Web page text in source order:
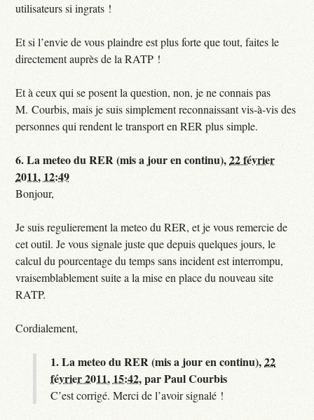
utilisateurs si ingrats !
Et si l’envie de vous plaindre est plus forte que tout, faites le
directement auprès de la RATP !
Et à ceux qui se posent la question, non, je ne connais pas
M. Courbis, mais je suis simplement reconnaissant vis-à-vis des
personnes qui rendent le transport en RER plus simple.
6.La meteo du RER (mis a jour en continu),22 février
2011, 12:49
Bonjour,
Je suis regulierement la meteo du RER, et je vous remercie de
cet outil. Je vous signale juste que depuis quelques jours, le
calcul du pourcentage du temps sans incident est interrompu,
vraisemblablement suite a la mise en place du nouveau site
RATP.
Cordialement,
1.La meteo du RER (mis a jour en continu),22
février 2011, 15:42,parPaul Courbis
C’est corrigé. Merci de l’avoir signalé !